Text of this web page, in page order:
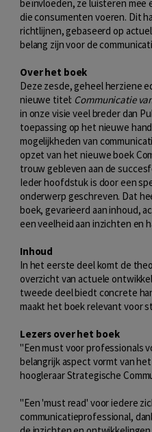
beïnvloeden, ze luisteren mee
die consumenten voeren. Dit
richtlijnen, gebaseerd op
belang zijn voor de
Over het boek
Deze zesde, geheel herziene
nieuwe titel: Communicatie
in onze visie veel breder dan
toepassing op het nieuwe
mogelijkheden van
opzet van het nieuwe boek
trouw gebleven aan de
Ieder hoofdstuk is door een
onderwerp geschreven. Dat
boek, gevarieerd aan inhoud,
een veelheid aan inzichten en
Inhoud
In het eerste deel komt de
overzicht van actuele
tweede deel biedt concrete
maakt het boek relevant voor
Lezers over het boek
"Een must voor professionals
belangrijk aspect vormt van
hoogleraar Strategische
"Een 'must read' voor iedere
communicatieprofessional,